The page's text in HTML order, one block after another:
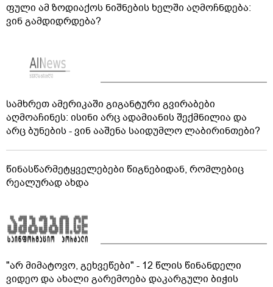
ფული ამ ზოდიაქოს ნიშნების ხელში აღმოჩნდება:
ვინ გამდიდრდება?
სამხრეთ ამერიკაში გიგანტური გვირაბები
აღმოაჩინეს: ისინი არც ადამიანის შექმნილია და
არც ბუნების - ვინ ააშენა საიდუმლო ლაბირინთები?
წინასწარმეტყველებები წიგნებიდან, რომლებიც
რეალურად ახდა
"არ მიმატოვო, გეხვეწები" - 12 წლის წინანდელი
ვიდეო და ახალი გარემოება დაკარგული ბიჭის